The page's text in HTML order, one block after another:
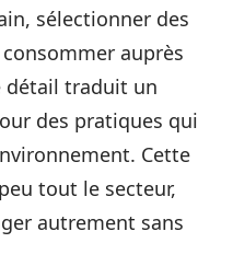
sélectionner des
auprès
détail traduit un
des pratiques qui
Cette
tout le secteur,
autrement sans